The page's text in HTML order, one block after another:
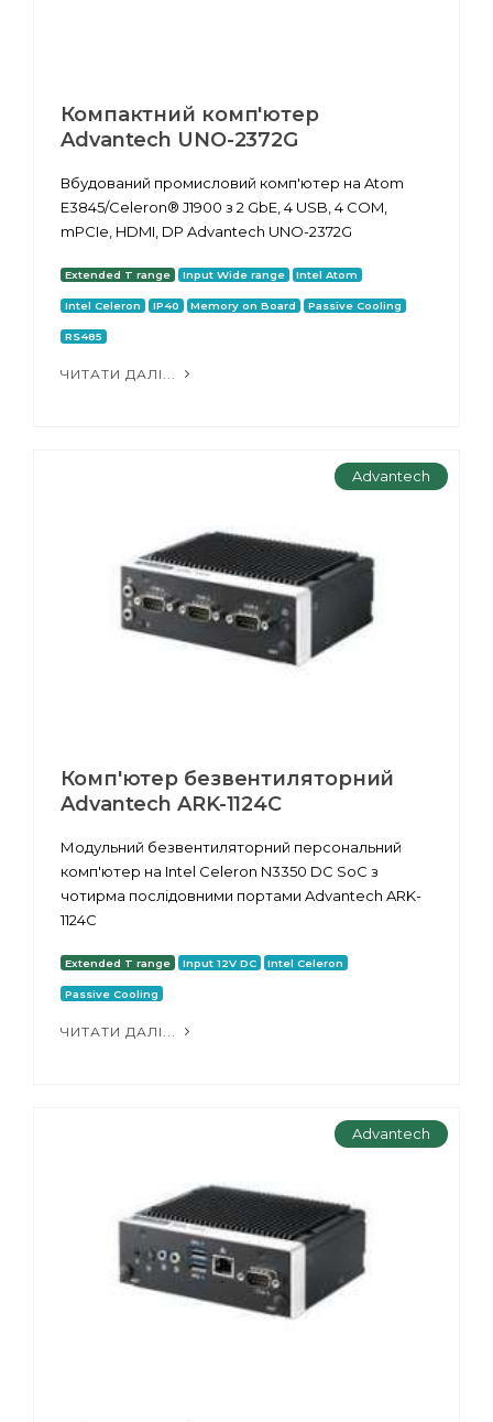
Компактний комп'ютер
Advantech UNO-2372G
Вбудований промисловий комп'ютер на Atom
E3845/Celeron® J1900 з 2 GbE, 4 USB, 4 COM,
mPCIe, HDMI, DP Advantech UNO-2372G
Extended T range Input Wide range Intel Atom
Intel Celeron IP40 Memory on Board Passive Cooling
RS485
ЧИТАТИ ДАЛІ...
Advantech
Комп'ютер безвентиляторний
Advantech ARK-1124C
Модульний безвентиляторний персональний
комп'ютер на Intel Celeron N3350 DC SoC з
чотирма послідовними портами Advantech ARK-
1124C
Extended T range Input 12V DC Intel Celeron
Passive Cooling
ЧИТАТИ ДАЛІ...
Advantech